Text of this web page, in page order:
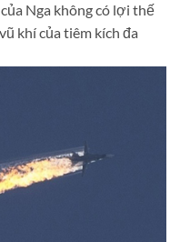
Nga không có lợi thế
khí của tiêm kích đa